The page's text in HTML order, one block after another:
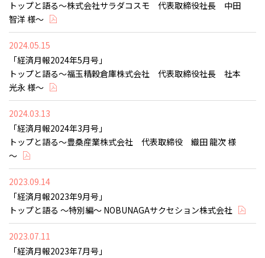
トップと語る～株式会社サラダコスモ 代表取締役社長 中田
智洋 様～
2024.05.15
「経済月報2024年5月号」
トップと語る～福玉精穀倉庫株式会社 代表取締役社長 社本
光永 様～
2024.03.13
「経済月報2024年3月号」
トップと語る～豊桑産業株式会社 代表取締役 織田 龍次 様
～
2023.09.14
「経済月報2023年9月号」
トップと語る ～特別編～ NOBUNAGAサクセション株式会社
2023.07.11
「経済月報2023年7月号」